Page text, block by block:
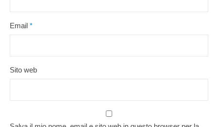
Email *
Sito web